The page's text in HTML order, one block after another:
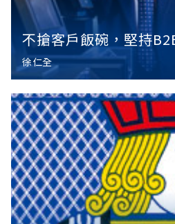
不搶客戶飯碗，堅持
徐仁全